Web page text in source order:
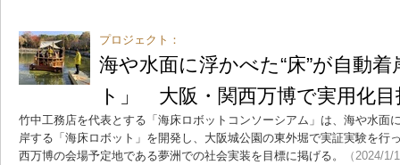
プロジェクト：
海や水面に浮かべた“床”が自動
ト」 大阪・関西万博で実用化目
竹中工務店を代表とする「海床ロボットコンソーシアム」は、海や水面
岸する「海床ロボット」を開発し、大阪城公園の東外堀で実証実験を行
西万博の会場予定地である夢洲での社会実装を目標に掲げる。
（2024/1/